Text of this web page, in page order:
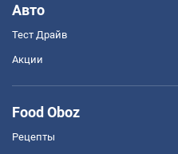
Авто
Тест Драйв
Акции
Food Oboz
Рецепты